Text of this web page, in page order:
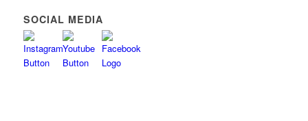
SOCIAL MEDIA